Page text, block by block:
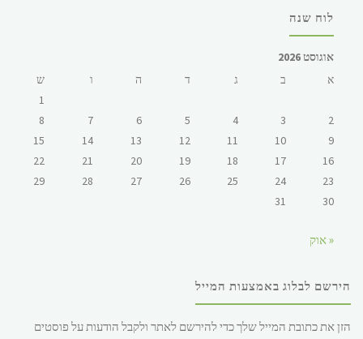
לוח שנה
אוגוסט 2026
א
ב ג ד ה ו
ש
1
2
3
4
5
6
7
8
9
10
11
12
13
14
15
16
17
18
19
20
21
22
23
24
25
26
27
28
29
30
31
« אוק
הירשם לבלוג באמצעות המייל
הזן את כתובת המייל שלך כדי להירשם לאתר ולקבל הודעות על פוסטים